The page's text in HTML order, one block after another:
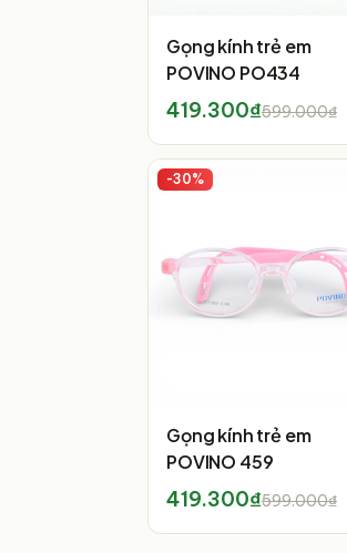
Gọng kính trẻ em
POVINO PO434
419.300₫599.000₫
-30%
Gọng kính trẻ em
POVINO 459
419.300₫599.000₫